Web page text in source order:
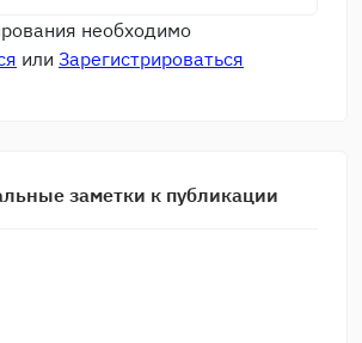
необходимо
или Зарегистрироваться
заметки к публикации